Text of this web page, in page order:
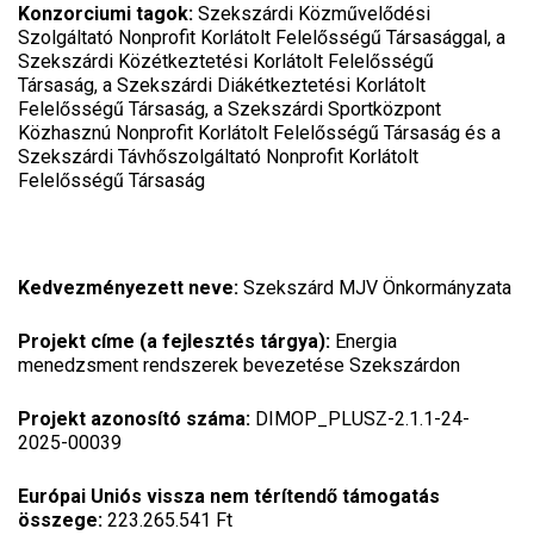
Konzorciumi tagok: Szekszárdi Közművelődési
Szolgáltató Nonprofit Korlátolt Felelősségű Társasággal, a
Szekszárdi Közétkeztetési Korlátolt Felelősségű
Társaság, a Szekszárdi Diákétkeztetési Korlátolt
Felelősségű Társaság, a Szekszárdi Sportközpont
Közhasznú Nonprofit Korlátolt Felelősségű Társaság és a
Szekszárdi Távhőszolgáltató Nonprofit Korlátolt
Felelősségű Társaság
Kedvezményezett neve: Szekszárd MJV Önkormányzata
Projekt címe (a fejlesztés tárgya): Energia
menedzsment rendszerek bevezetése Szekszárdon
Projekt azonosító száma: DIMOP_PLUSZ-2.1.1-24-
2025-00039
Európai Uniós vissza nem térítendő támogatás
összege: 223.265.541 Ft